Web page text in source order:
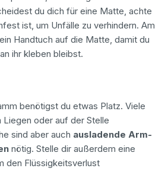
du dich für eine Matte, achte
ist, um Unfälle zu verhindern. Am
Handtuch auf die Matte, damit du
ihr kleben bleibst.
benötigst du etwas Platz. Viele
Liegen oder auf der Stelle
sind aber auch ausladende Arm-
nötig. Stelle dir außerdem eine
den Flüssigkeitsverlust